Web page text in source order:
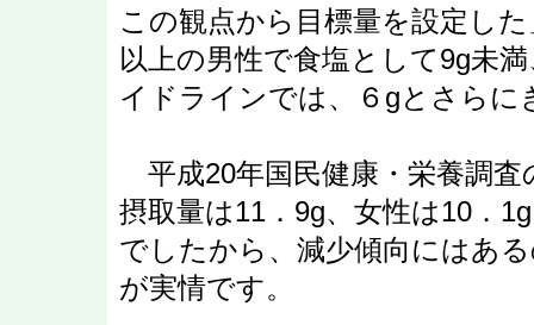
この観点から目標量を設定し
以上の男性で食塩として9g未
イドラインでは、６gとさら
平成20年国民健康・栄養調査
摂取量は11．9g、女性は10．
でしたから、減少傾向にはあ
が実情です。